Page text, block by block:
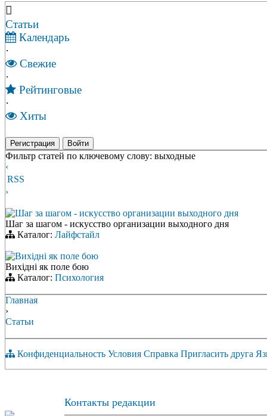
Статьи
Календарь
·
Свежие
·
Рейтинговые
·
Хиты
Регистрация Войти
Фильтр статей по ключевому слову: выходные
‹
RSS
›
Шаг за шагом - искусство организации выходного дня
Шаг за шагом - искусство организации выходного дня
Каталог: Лайфстайл
Вихідні як поле бою
Вихідні як поле бою
Каталог: Психология
Главная
›
Статьи
Конфиденциальность Условия Справка Пригласить друга
Контакты редакции